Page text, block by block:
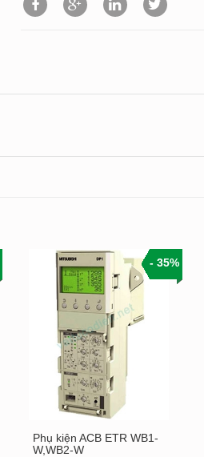
Xem chi tiết
Phụ kiện ACB ETR WB1-
W,WB2-W
- 35%